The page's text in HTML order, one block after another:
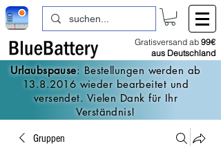
Gratisversand ab 99€
aus Deutschland
Urlaubspause: Bestellungen werden ab
13.8.2016 wieder bearbeitet und
versendet. Vielen Dank für Ihr
Verständnis!
Gruppen